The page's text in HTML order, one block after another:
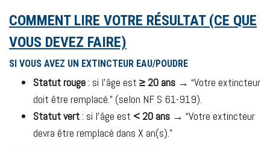
COMMENT LIRE VOTRE RÉSULTAT (CE QUE
VOUS DEVEZ FAIRE)
SI VOUS AVEZ UN EXTINCTEUR EAU/POUDRE
Statut rouge: si l’âge est ≥ 20 ans → “Votre extincteur
doit être remplacé.” (selon NF S 61-919).
Statut vert: si l’âge est < 20 ans → “Votre extincteur
devra être remplacé dans X an(s).”